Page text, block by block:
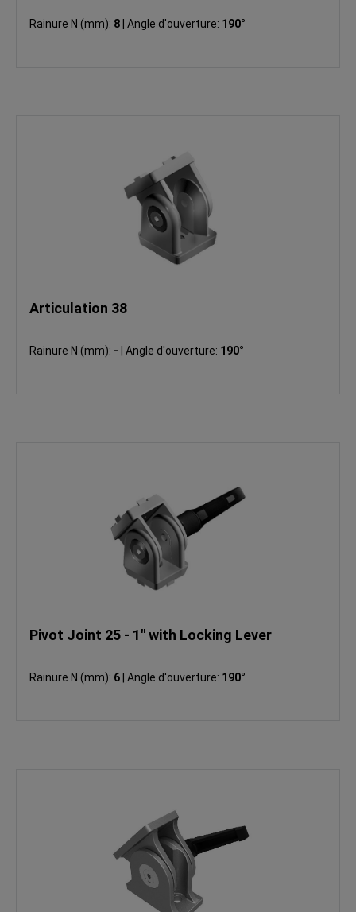
Rainure N (mm): 8 Angle d'ouverture: 190°
Articulation 38
Rainure N (mm): - Angle d'ouverture: 190°
Pivot Joint 25 - 1" with Locking Lever
Rainure N (mm): 6 Angle d'ouverture: 190°